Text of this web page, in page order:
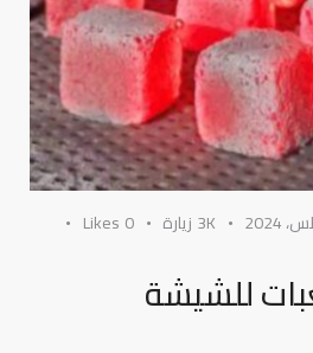
3K زيارة 0
Likes
للشيشة